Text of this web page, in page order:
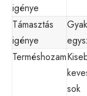
igénye
Támasztás
igénye
Terméshozam
sok